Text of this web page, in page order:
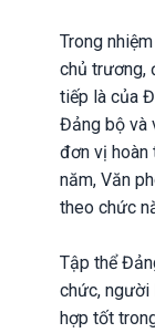
Trong
chủ trương,
tiếp là của
Đảng bộ và
đơn vị hoàn
năm, Văn
theo chức
Tập thể
chức, người
hợp tốt